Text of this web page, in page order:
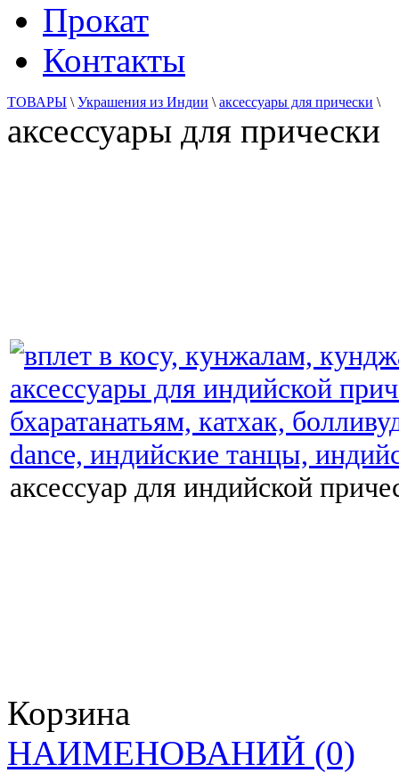
Прокат
Контакты
ТОВАРЫ \ Украшения из Индии \ аксессуары для прически \
аксессуары для прически
аксессуар для индийской
Корзина
НАИМЕНОВАНИЙ (0)